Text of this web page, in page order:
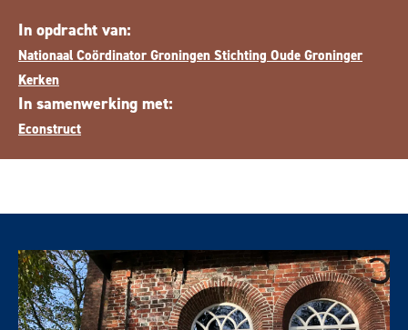
In opdracht van:
Nationaal Coördinator Groningen Stichting Oude Groninger
Kerken
In samenwerking met:
Econstruct